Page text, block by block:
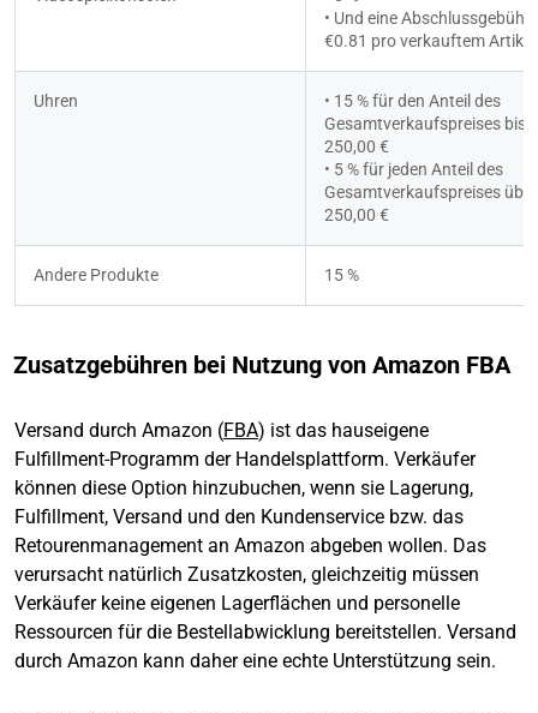
• Und eine Abschlussgebühr
€0.81 pro verkauftem Artikel
Uhren
• 15 % für den Anteil des
Gesamtverkaufspreises bis
250,00 €
• 5 % für jeden Anteil des
Gesamtverkaufspreises über
250,00 €
Andere Produkte 15 %
Zusatzgebühren bei Nutzung von Amazon FBA
Versand durch Amazon (FBA) ist das hauseigene
Fulfillment-Programm der Handelsplattform. Verkäufer
können diese Option hinzubuchen, wenn sie Lagerung,
Fulfillment, Versand und den Kundenservice bzw. das
Retourenmanagement an Amazon abgeben wollen. Das
verursacht natürlich Zusatzkosten, gleichzeitig müssen
Verkäufer keine eigenen Lagerflächen und personelle
Ressourcen für die Bestellabwicklung bereitstellen. Versand
durch Amazon kann daher eine echte Unterstützung sein.